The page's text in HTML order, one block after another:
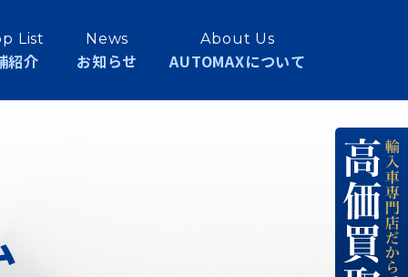
List
紹介
News
お知らせ
About Us
AUTOMAXについて